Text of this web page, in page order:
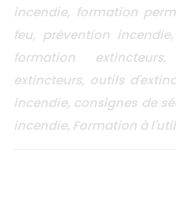
incendie, formation
feu, prévention
formation
extincteurs, outils
incendie, consignes de
incendie, Formation à